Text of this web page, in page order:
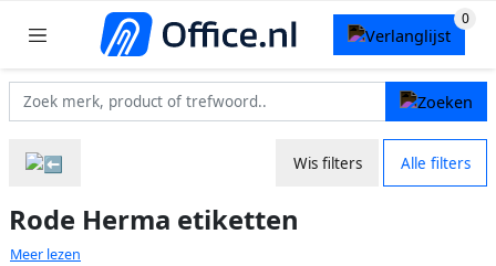
Wis filters Alle filters
Rode Herma etiketten
Meer lezen